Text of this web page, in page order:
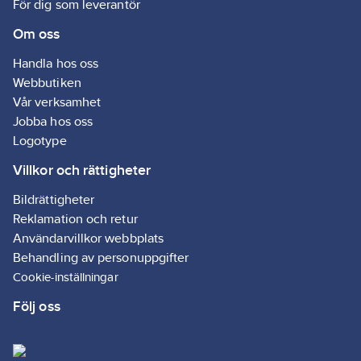
För dig som leverantör
Om oss
Handla hos oss
Webbutiken
Vår verksamhet
Jobba hos oss
Logotype
Villkor och rättigheter
Bildrättigheter
Reklamation och retur
Användarvillkor webbplats
Behandling av personuppgifter
Cookie-inställningar
Följ oss